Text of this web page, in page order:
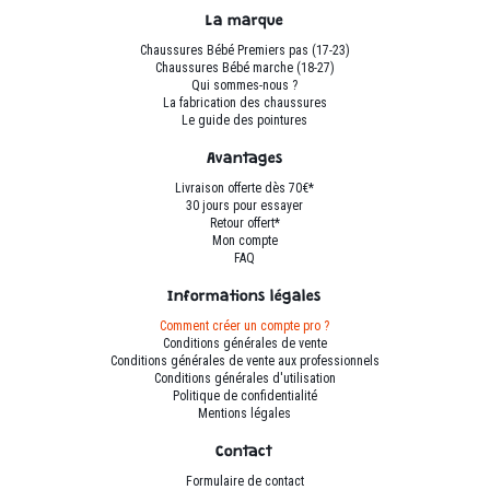
peuvent
choisies
sur
la
page
du
produit
La marque
Chaussures Bébé Premiers pas (17-23)
Chaussures Bébé marche (18-27)
Qui sommes-nous ?
La fabrication des chaussures
Le guide des pointures
Avantages
Livraison offerte dès 70€*
30 jours pour essayer
Retour offert*
Mon compte
FAQ
Informations légales
Comment créer un compte pro ?
Conditions générales de vente
Conditions générales de vente aux professionnels
Conditions générales d'utilisation
Politique de confidentialité
Mentions légales
Contact
Formulaire de contact